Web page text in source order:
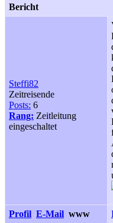
Bericht
Steffi82
Zeitreisende
Posts: 6
Rang: Zeitleitung
eingeschaltet
Profil E-Mail www